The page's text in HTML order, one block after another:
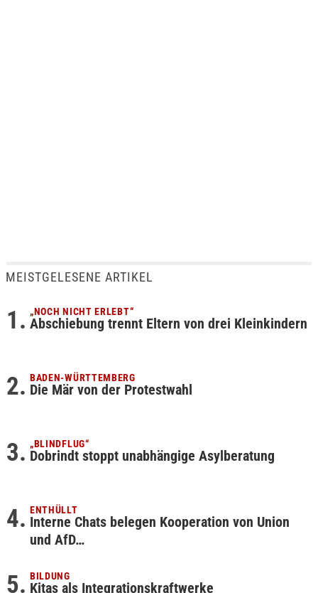
MEISTGELESENE ARTIKEL
„NOCH NICHT ERLEBT“
Abschiebung trennt Eltern von drei Kleinkindern
BADEN-WÜRTTEMBERG
Die Mär von der Protestwahl
„BLINDFLUG“
Dobrindt stoppt unabhängige Asylberatung
ENTHÜLLT
Interne Chats belegen Kooperation von Union
und AfD…
BILDUNG
Kitas als Integrationskraftwerke